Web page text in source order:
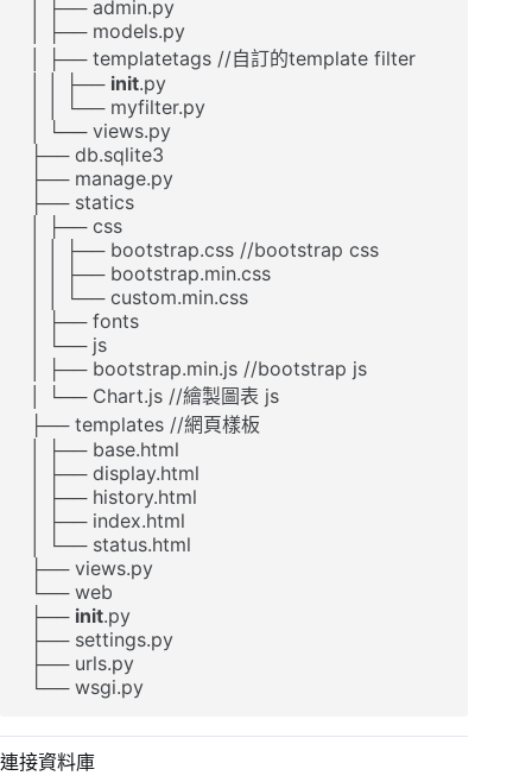
│ ├── admin.py
│ ├── models.py
│ ├── templatetags //自訂的template filter
│ │ ├── init.py
│ │ └── myfilter.py
│ └── views.py
├── db.sqlite3
├── manage.py
├── statics
│ ├── css
│ │ ├── bootstrap.css //bootstrap css
│ │ ├── bootstrap.min.css
│ │ └── custom.min.css
│ ├── fonts
│ └── js
│ ├── bootstrap.min.js //bootstrap js
│ └── Chart.js //繪製圖表 js
├── templates //網頁樣板
│ ├── base.html
│ ├── display.html
│ ├── history.html
│ ├── index.html
│ └── status.html
├── views.py
└── web
├── init.py
├── settings.py
├── urls.py
└── wsgi.py
連接資料庫